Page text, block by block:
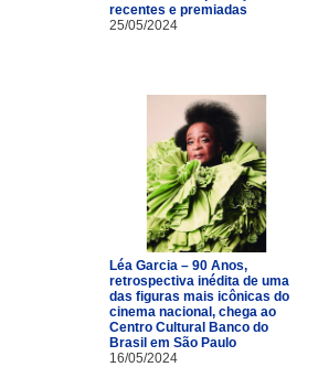
recentes e premiadas
25/05/2024
Léa Garcia – 90 Anos,
retrospectiva inédita de uma
das figuras mais icônicas do
cinema nacional, chega ao
Centro Cultural Banco do
Brasil em São Paulo
16/05/2024